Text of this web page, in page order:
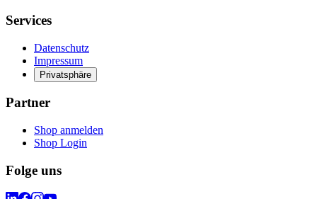
Services
Datenschutz
Impressum
Privatsphäre
Partner
Shop anmelden
Shop Login
Folge uns